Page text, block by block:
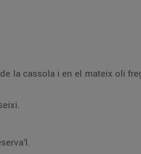
la cassola i en el mateix oli